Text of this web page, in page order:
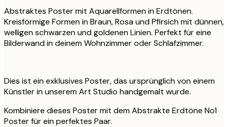
Abstraktes Poster mit Aquarellformen in Erdtönen.
Kreisförmige Formen in Braun, Rosa und Pfirsich mit dünnen,
welligen schwarzen und goldenen Linien. Perfekt für eine
Bilderwand in deinem Wohnzimmer oder Schlafzimmer.
Dies ist ein exklusives Poster, das ursprünglich von einem
Künstler in unserem Art Studio handgemalt wurde.
Kombiniere dieses Poster mit dem Abstrakte Erdtöne No1
Poster für ein perfektes Paar.